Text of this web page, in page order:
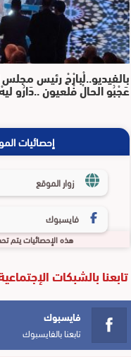
بالفيديو..لْبارْحْ رئيس
عَجْبُو الحالْ فْلعيون ..دَارُو
إحصائيات
زوار الموقع
فايسبوك
هذه الإحصائيات يتم
تابعنا بالشبكات
فايسبوك
تابعنا بالفايسبوك